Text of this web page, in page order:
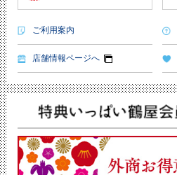
ご利用案内
店舗情報ページへ